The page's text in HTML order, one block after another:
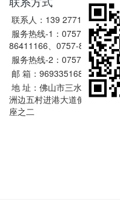
联系人：139 2771 6167
服务热线-1：0757-
86411166、0757-86411128
服务热线-2：0757-
邮 箱：969335168@qq.com
地 址：佛山市三水区西南街
洲边五村进港大道侧和坑1号2
座之二